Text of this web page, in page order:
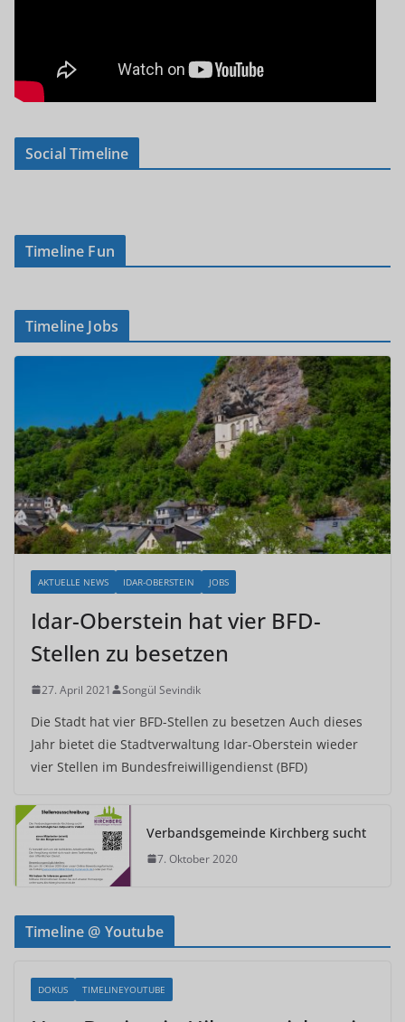
Social Timeline
Timeline Fun
Timeline Jobs
AKTUELLE NEWS IDAR-OBERSTEIN JOBS
Idar-Oberstein hat vier BFD-
Stellen zu besetzen
27. April 2021 Songül Sevindik
Die Stadt hat vier BFD-Stellen zu besetzen Auch dieses
Jahr bietet die Stadtverwaltung Idar-Oberstein wieder
vier Stellen im Bundesfreiwilligendienst (BFD)
Verbandsgemeinde Kirchberg sucht
7. Oktober 2020
Timeline @ Youtube
DOKUS TIMELINEYOUTUBE